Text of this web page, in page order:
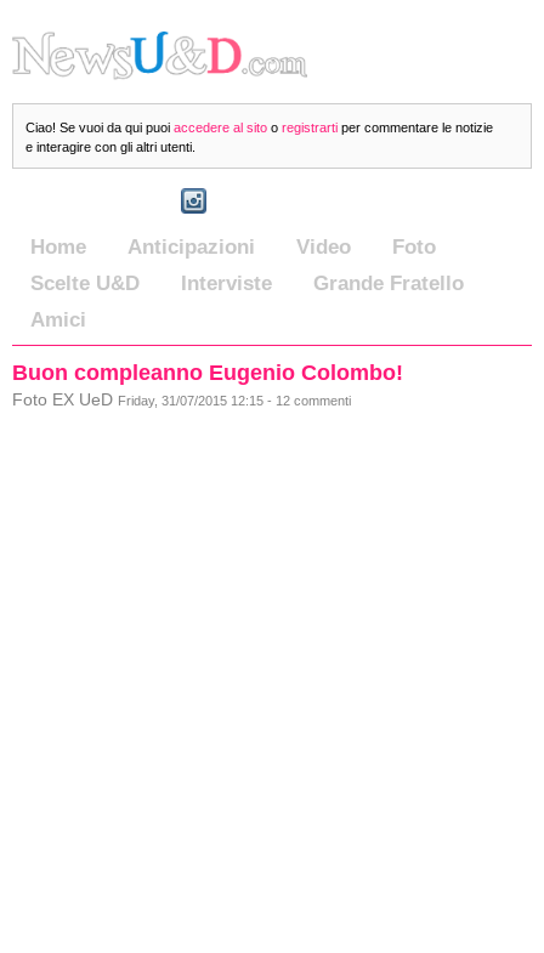
Ciao! Se vuoi da qui puoi accedere al sito o registrarti per commentare le notizie
e interagire con gli altri utenti.
Home Anticipazioni Video
Foto
Scelte U&D
Interviste
Grande Fratello
Amici
Buon compleanno Eugenio Colombo!
Foto EX UeD Friday, 31/07/2015 12:15 - 12 commenti